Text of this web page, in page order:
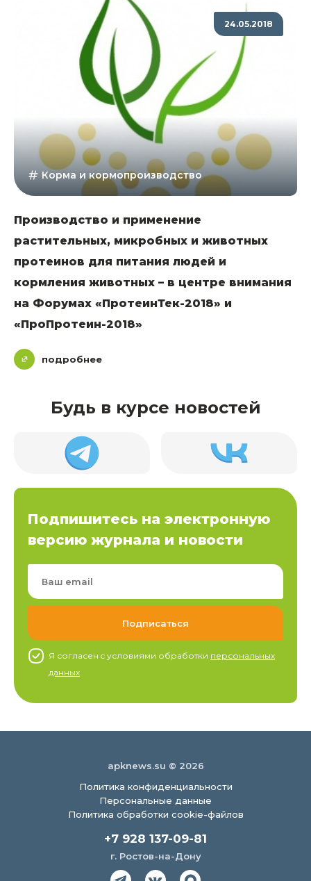
24.05.2018
Корма и кормопроизводство
Производство и применение
растительных, микробных и животных
протеинов для питания людей и
кормления животных – в центре внимания
на Форумах «ПротеинТек-2018» и
«ПроПротеин-2018»
подробнее
Будь в курсе новостей
Подпишитесь на электронную
версию журнала и новости
Я согласен c условиями обработки персональных
данных
apknews.su © 2026
Политика конфиденциальности
Персональные данные
Политика обработки cookie-файлов
+7 928 137-09-81
г. Ростов-на-Дону